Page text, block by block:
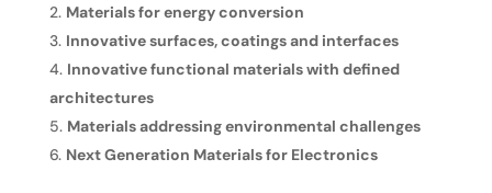
Materials for energy conversion
Innovative surfaces, coatings and interfaces
Innovative functional materials with defined
architectures
Materials addressing environmental challenges
Next Generation Materials for Electronics